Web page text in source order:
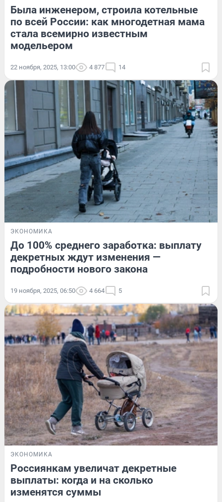
Была инженером, строила котельные
по всей России: как многодетная мама
стала всемирно известным
модельером
22 ноября, 2025, 13:00 4 877 14
ЭКОНОМИКА
До 100% среднего заработка: выплату
декретных ждут изменения —
подробности нового закона
19 ноября, 2025, 06:50 4 664 5
ЭКОНОМИКА
Россиянкам увеличат декретные
выплаты: когда и на сколько
изменятся суммы